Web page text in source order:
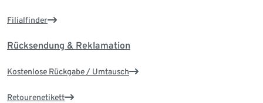
Filialfinder
Rücksendung & Reklamation
Kostenlose Rückgabe / Umtausch
Retourenetikett